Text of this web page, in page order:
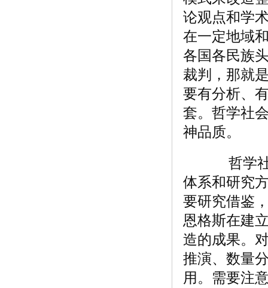
论观点和学
在一定地域
各国各民族
裁判，那就
要有分析、
套。哲学社
神品质。
哲学社
体系和研究
要研究借鉴
恩格斯在建
造的成果。
推演、数量
用。需要注